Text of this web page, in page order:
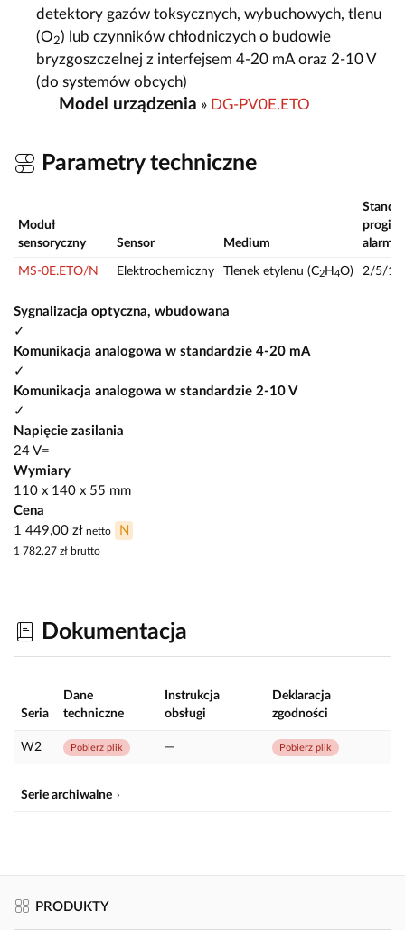
detektory gazów toksycznych, wybuchowych, tlenu
(O2) lub czynników chłodniczych o budowie
bryzgoszczelnej z interfejsem 4-20 mA oraz 2-10 V
(do systemów obcych)
Model urządzenia » DG-PV0E.ETO
Parametry techniczne
Moduł
sensoryczny
Sensor Medium
progi
MS-0E.ETO/N Elektrochemiczny Tlenek etylenu (C2 H 4O) 2/5/10
Sygnalizacja optyczna, wbudowana
✓
Komunikacja analogowa w standardzie 4-20 mA
✓
Komunikacja analogowa w standardzie 2-10 V
✓
Napięcie zasilania
24 V=
Wymiary
110 x 140 x 55 mm
Cena
1 449,00 zł netto N
1 782,27 zł brutto
Dokumentacja
Seria
Dane
techniczne
Instrukcja
obsługi
Deklaracja
zgodności
W2 Pobierz plik — Pobierz plik
Serie archiwalne
PRODUKTY